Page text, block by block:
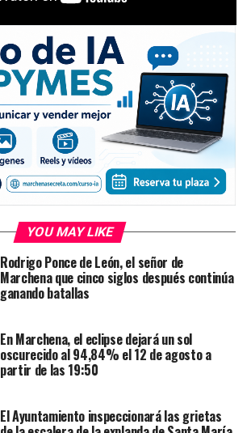
YOU MAY LIKE
Rodrigo Ponce de León, el señor de
Marchena que cinco siglos después continúa
ganando batallas
En Marchena, el eclipse dejará un sol
oscurecido al 94,84% el 12 de agosto a
partir de las 19:50
El Ayuntamiento inspeccionará las grietas